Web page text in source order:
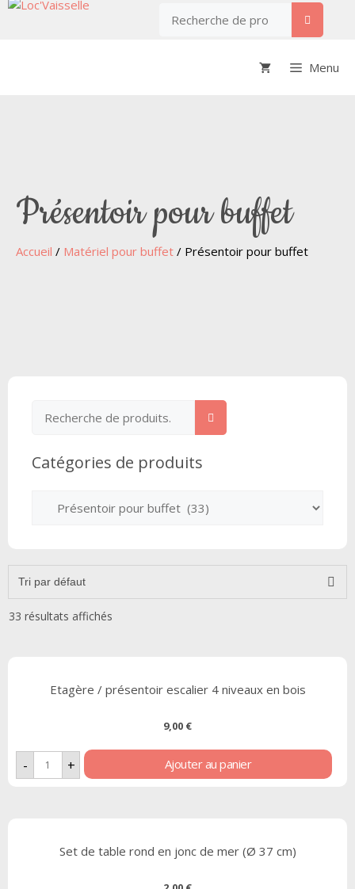
Menu
Présentoir pour buffet
Accueil / Matériel pour buffet / Présentoir pour buffet
Catégories de produits
33 résultats affichés
Etagère / présentoir escalier 4 niveaux en bois
9,00 €
- + Ajouter au panier
Set de table rond en jonc de mer (Ø 37 cm)